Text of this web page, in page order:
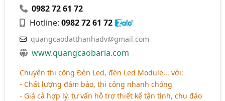
Ninh Thuận
Quảng Ngãi
0982 72 61 72
Hotline:0982 72 61 72
quangcaodatthanhadv@gmail.com
www.quangcaobaria.com
Chuyên thi công Đèn Led, đèn Led Module,.. với:
- Chất lượng đảm bảo, thi công nhanh chóng
- Giá cả hợp lý, tư vấn hỗ trợ thiết kế tận tình, chu đáo